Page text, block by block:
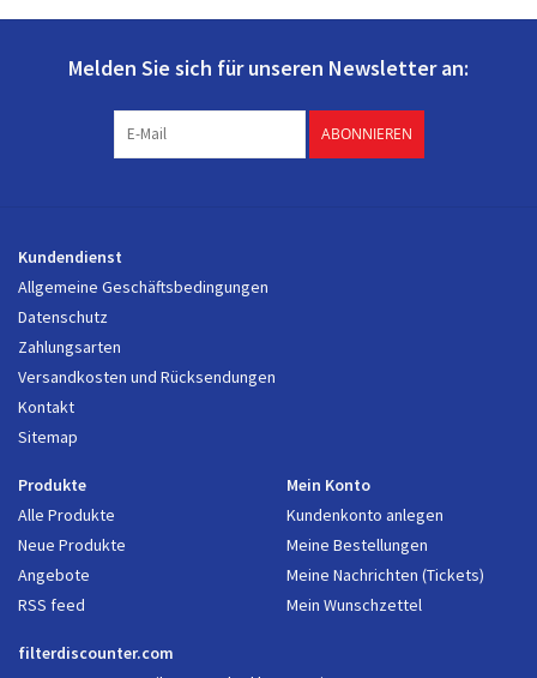
Melden Sie sich für unseren Newsletter an:
ABONNIEREN
Kundendienst
Allgemeine Geschäftsbedingungen
Datenschutz
Zahlungsarten
Versandkosten und Rücksendungen
Kontakt
Sitemap
Produkte
Alle Produkte
Neue Produkte
Angebote
RSS feed
Mein Konto
Kundenkonto anlegen
Meine Bestellungen
Meine Nachrichten (Tickets)
Mein Wunschzettel
filterdiscounter.com